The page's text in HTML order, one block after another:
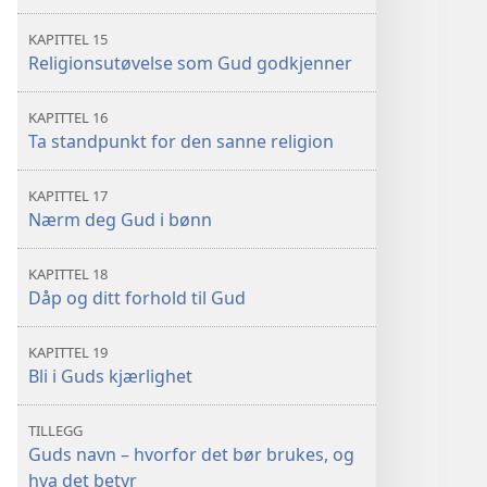
KAPITTEL 15
Religionsutøvelse som Gud godkjenner
KAPITTEL 16
Ta standpunkt for den sanne religion
KAPITTEL 17
Nærm deg Gud i bønn
KAPITTEL 18
Dåp og ditt forhold til Gud
KAPITTEL 19
Bli i Guds kjærlighet
TILLEGG
Guds navn – hvorfor det bør brukes, og
hva det betyr